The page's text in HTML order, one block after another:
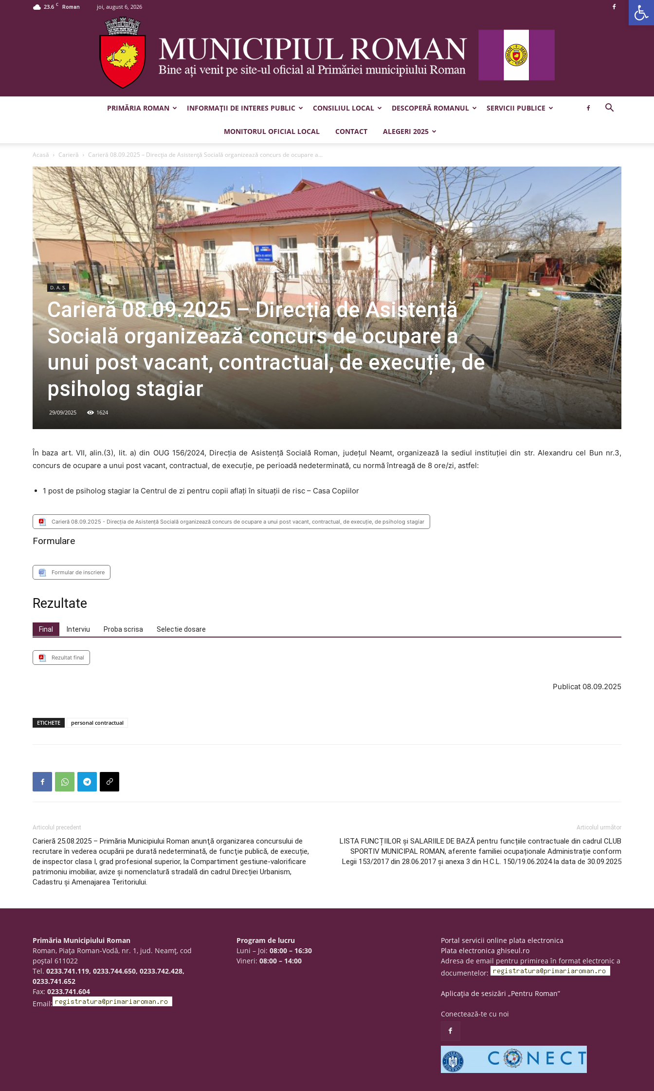
23.6 C Roman joi, august 6, 2026
Municipiul
Roman
PRIMĂRIA ROMAN INFORMAȚII DE INTERES PUBLIC CONSILIUL LOCAL DESCOPERĂ ROMANUL SERVICII PUBLICE
MONITORUL OFICIAL LOCAL CONTACT ALEGERI 2025
Acasă Carieră Carieră 08.09.2025 – Direcția de Asistență Socială organizează concurs de ocupare a...
D. A. S.
Carieră 08.09.2025 – Direcția de Asistență
Socială organizează concurs de ocupare a
unui post vacant, contractual, de execuție, de
psiholog stagiar
29/09/2025 1624
În baza art. VII, alin.(3), lit. a) din OUG 156/2024, Direcția de Asistență Socială Roman, județul Neamt, organizează la sediul instituției din str. Alexandru cel Bun nr.3,
concurs de ocupare a unui post vacant, contractual, de execuție, pe perioadă nedeterminată, cu normă întreagă de 8 ore/zi, astfel:
1 post de psiholog stagiar la Centrul de zi pentru copii aflați în situații de risc – Casa Copiilor
Carieră 08.09.2025 - Direcția de Asistență Socială organizează concurs de ocupare a unui post vacant, contractual, de execuție, de psiholog stagiar
Formulare
Formular de inscriere
Rezultate
Final Interviu Proba scrisa Selectie dosare
Rezultat final
Publicat 08.09.2025
ETICHETE personal contractual
Articolul precedent
Carieră 25.08.2025 – Primăria Municipiului Roman anunţă organizarea concursului de
recrutare în vederea ocupării pe durată nedeterminată, de funcţie publică, de execuție,
de inspector clasa I, grad profesional superior, la Compartiment gestiune-valorificare
patrimoniu imobiliar, avize și nomenclatură stradală din cadrul Direcției Urbanism,
Cadastru și Amenajarea Teritoriului.
Articolul următor
LISTA FUNCȚIILOR și SALARIILE DE BAZĂ pentru funcțiile contractuale din cadrul CLUB
SPORTIV MUNICIPAL ROMAN, aferente familiei ocupaționale Administrație conform
Legii 153/2017 din 28.06.2017 și anexa 3 din H.C.L. 150/19.06.2024 la data de 30.09.2025
Primăria Municipiului Roman
Roman, Piaţa Roman-Vodă, nr. 1, jud. Neamţ, cod
poştal 611022
Tel.0233.741.119, 0233.744.650, 0233.742.428,
0233.741.652
Fax:0233.741.604
Email:
Program de lucru
Luni – Joi:08:00 – 16:30
Vineri:08:00 – 14:00
Portal servicii online plata electronica
Plata electronica ghiseul.ro
Adresa de email pentru primirea în format electronic a
documentelor:
Aplicația de sesizări „Pentru Roman”
Conectează-te cu noi